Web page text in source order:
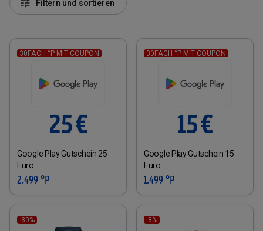
Filtern und sortieren
30FACH °P MIT COUPON
Google Play Gutschein 25
Euro
2.499 °P
30FACH °P MIT COUPON
Google Play Gutschein 15
Euro
1.499 °P
-30% -8%